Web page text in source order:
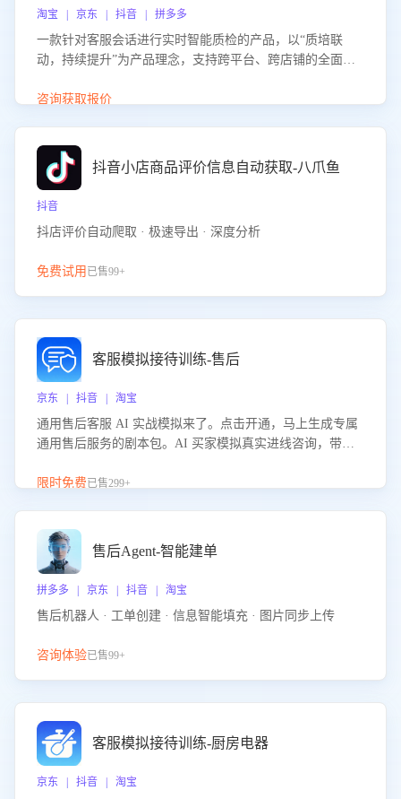
淘宝 | 京东 | 抖音 | 拼多多
一款针对客服会话进行实时智能质检的产品，以“质培联
动，持续提升”为产品理念，支持跨平台、跨店铺的全面、
升客服团队的销服能力。
咨询获取报价
抖音小店商品评价信息自动获取-八爪鱼
抖音
抖店评价自动爬取 · 极速导出 · 深度分析
免费试用 已售99+
客服模拟接待训练-售后
京东 | 抖音 | 淘宝
通用售后客服 AI 实战模拟来了。点击开通，马上生成专属
通用售后服务的剧本包。AI 买家模拟真实进线咨询，带您
的应对要点，轻松提升服务能力。
限时免费已售299+
售后Agent-智能建单
拼多多 | 京东 | 抖音 | 淘宝
售后机器人 · 工单创建 · 信息智能填充 · 图片同步上传
咨询体验已售99+
客服模拟接待训练-厨房电器
京东 | 抖音 | 淘宝